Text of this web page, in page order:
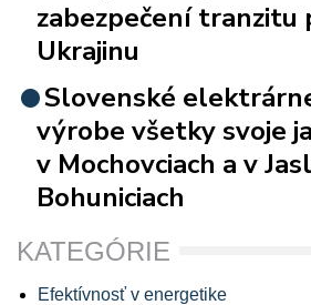
zabezpečení tranzitu
Ukrajinu
Slovenské
výrobe všetky svoje
v Mochovciach a v
Bohuniciach
KATEGÓRIE
Efektívnosť v energetike